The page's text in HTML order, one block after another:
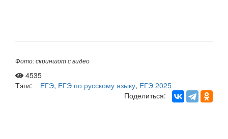
Фото: скриншот с видео
4535
Тэги:
ЕГЭ, ЕГЭ по русскому языку, ЕГЭ 2025
Поделиться: